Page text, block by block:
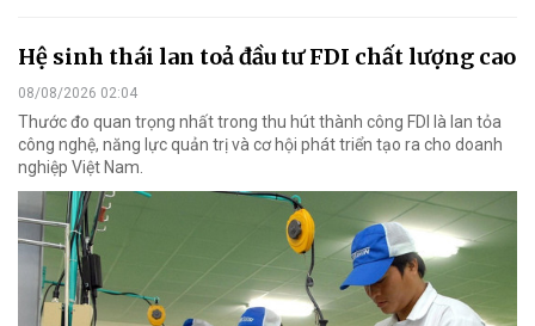
Hệ sinh thái lan toả đầu tư FDI chất lượng cao
08/08/2026 02:04
Thước đo quan trọng nhất trong thu hút thành công FDI là lan tỏa
công nghệ, năng lực quản trị và cơ hội phát triển tạo ra cho doanh
nghiệp Việt Nam.